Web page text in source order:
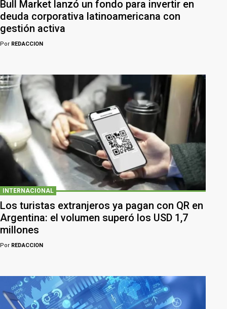
Bull Market lanzó un fondo para invertir en
deuda corporativa latinoamericana con
gestión activa
Por REDACCION
INTERNACIONAL
Los turistas extranjeros ya pagan con QR en
Argentina: el volumen superó los USD 1,7
millones
Por REDACCION